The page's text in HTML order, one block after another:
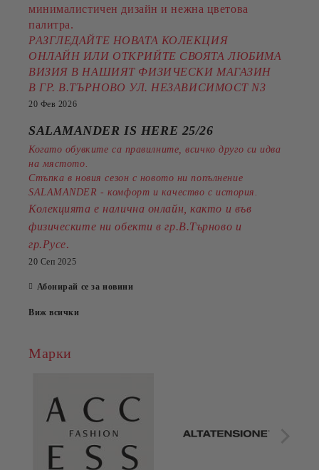
минималистичен дизайн и нежна цветова
палитра.
РАЗГЛЕДАЙТЕ НОВАТА КОЛЕКЦИЯ
ОНЛАЙН ИЛИ ОТКРИЙТЕ СВОЯТА ЛЮБИМА
ВИЗИЯ В НАШИЯТ ФИЗИЧЕСКИ МАГАЗИН
В ГР. В.ТЪРНОВО УЛ. НЕЗАВИСИМОСТ N3
20 Фев 2026
SALAMANDER IS HERE 25/26
Когато обувките са правилните, всичко друго си идва
на мястото.
Стъпка в новия сезон с новото ни попълнение
SALAMANDER - комфорт и качество с история.
Колекцията е налична онлайн, както и във
физическите ни обекти в гр.В.Търново и
гр.Русе.
20 Сеп 2025
Абонирай се за новини
Виж всички
Марки